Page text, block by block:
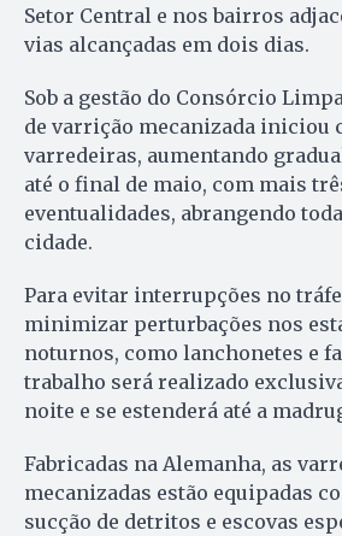
Setor Central e nos bairros
vias alcançadas em dois dias.
Sob a gestão do Consórcio
de varrição mecanizada iniciou
varredeiras, aumentando
até o final de maio, com mais
eventualidades, abrangendo
cidade.
Para evitar interrupções no
minimizar perturbações nos
noturnos, como lanchonetes e
trabalho será realizado
noite e se estenderá até a
Fabricadas na Alemanha, as
mecanizadas estão equipadas
sucção de detritos e escovas